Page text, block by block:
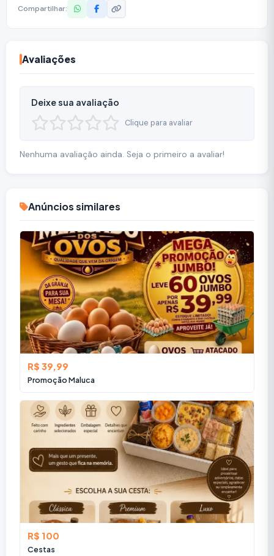
Compartilhar:
Avaliações
Deixe sua avaliação
Clique para avaliar
Nenhuma avaliação ainda. Seja o primeiro a avaliar!
Anúncios similares
R$ 39,99
Promoção Maluca
R$ 100
Cestas